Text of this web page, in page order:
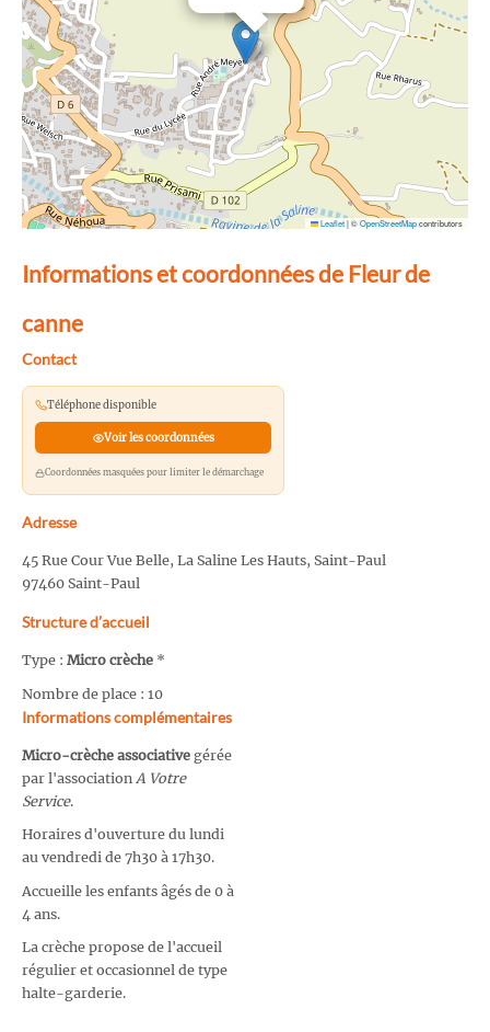
Leaflet|©OpenStreetMapcontributors
Informations et coordonnées de Fleur de
canne
Contact
Téléphone disponible
Voir les coordonnées
Coordonnées masquées pour limiter le démarchage
Adresse
45 Rue Cour Vue Belle, La Saline Les Hauts, Saint-Paul
97460 Saint-Paul
Structure d’accueil
Type : Micro crèche *
Nombre de place : 10
Informations complémentaires
Micro-crèche associative gérée
par l'association A Votre
Service.
Horaires d'ouverture du lundi
au vendredi de 7h30 à 17h30.
Accueille les enfants âgés de 0 à
4 ans.
La crèche propose de l'accueil
régulier et occasionnel de type
halte-garderie.